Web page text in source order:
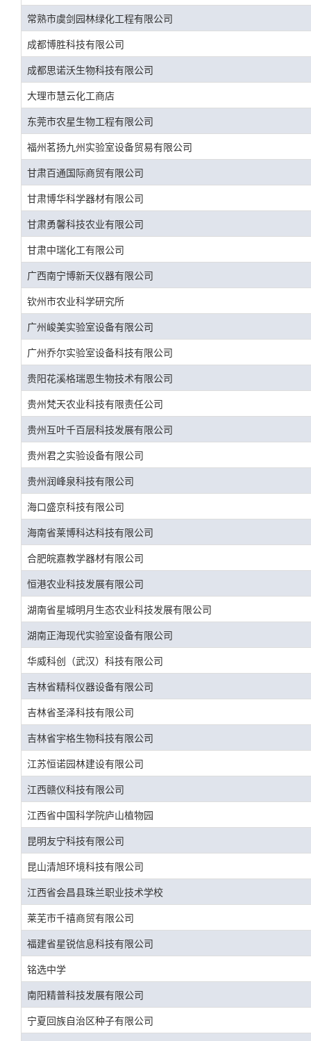
常熟市虞剑园林绿化工程有限公司
成都博胜科技有限公司
成都思诺沃生物科技有限公司
大理市慧云化工商店
东莞市农星生物工程有限公司
福州茗扬九州实验室设备贸易有限公司
甘肃百通国际商贸有限公司
甘肃博华科学器材有限公司
甘肃勇馨科技农业有限公司
甘肃中瑞化工有限公司
广西南宁博新天仪器有限公司
钦州市农业科学研究所
广州峻美实验室设备有限公司
广州乔尔实验室设备科技有限公司
贵阳花溪格瑞恩生物技术有限公司
贵州梵天农业科技有限责任公司
贵州互叶千百层科技发展有限公司
贵州君之实验设备有限公司
贵州润峰泉科技有限公司
海口盛京科技有限公司
海南省莱博科达科技有限公司
合肥皖嘉教学器材有限公司
恒港农业科技发展有限公司
湖南省星城明月生态农业科技发展有限公司
湖南正海现代实验室设备有限公司
华威科创（武汉）科技有限公司
吉林省精科仪器设备有限公司
吉林省圣泽科技有限公司
吉林省宇格生物科技有限公司
江苏恒诺园林建设有限公司
江西赣仪科技有限公司
江西省中国科学院庐山植物园
昆明友宁科技有限公司
昆山清旭环境科技有限公司
江西省会昌县珠兰职业技术学校
莱芜市千禧商贸有限公司
福建省星锐信息科技有限公司
铭选中学
南阳精普科技发展有限公司
宁夏回族自治区种子有限公司